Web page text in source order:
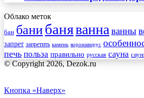
Облако меток
бан банибаняванна ванны
запрет запретить камень коронавирус
печь польза правильно русская сауна
© Copyright 2026, Dezok.ru
Кнопка «Наверх»